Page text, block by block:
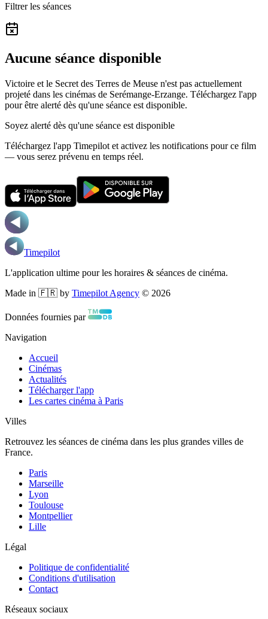
Filtrer les séances
Aucune séance disponible
Victoire et le Secret des Terres de Meuse n'est pas actuellement
projeté dans les cinémas de Serémange-Erzange. Téléchargez l'app
pour être alerté dès qu'une séance est disponible.
Soyez alerté dès qu'une séance est disponible
Téléchargez l'app Timepilot et activez les notifications pour ce film
— vous serez prévenu en temps réel.
Timepilot
L'application ultime pour les horaires & séances de cinéma.
Made in 🇫🇷 by Timepilot Agency © 2026
Données fournies par
Navigation
Accueil
Cinémas
Actualités
Télécharger l'app
Les cartes cinéma à Paris
Villes
Retrouvez les séances de cinéma dans les plus grandes villes de
France.
Paris
Marseille
Lyon
Toulouse
Montpellier
Lille
Légal
Politique de confidentialité
Conditions d'utilisation
Contact
Réseaux sociaux